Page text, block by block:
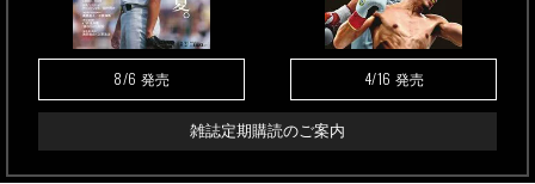
8/6 発売 4/16 発売
雑誌定期購読のご案内